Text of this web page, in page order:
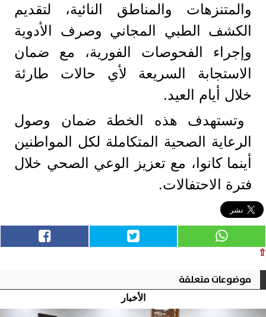
والمتنزهات والمناطق النائية، لتقديم
الكشف الطبي المجاني وصرف الأدوية
وإجراء الفحوصات الفورية، مع ضمان
الاستجابة السريعة لأي حالات طارئة
خلال أيام العيد.
وتستهدف هذه الخطة ضمان وصول
الرعاية الصحية المتكاملة لكل المواطنين
أينما كانوا، مع تعزيز الوعي الصحي خلال
فترة الاحتفالات.
⇧
موضوعات متعلقة
الأخبار